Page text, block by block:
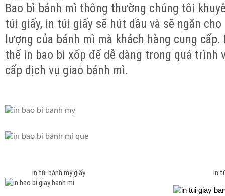
Bao bì bánh mì thông thường chúng tôi
túi giấy, in túi giấy sẽ hút dầu và sẽ ngăn
lượng của bánh mì mà khách hàng cung
thể in bao bi xốp để dễ dàng trong quá trình
cấp dịch vụ giao bánh mì.
In túi bánh mỳ giấy In túi bánh